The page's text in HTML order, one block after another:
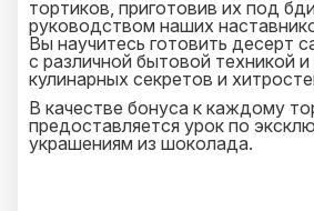
тортиков, приготовив их под
руководством наших
Вы научитесь готовить десерт
с различной бытовой техникой
кулинарных секретов и
В качестве бонуса к каждому
предоставляется урок по
украшениям из шоколада.